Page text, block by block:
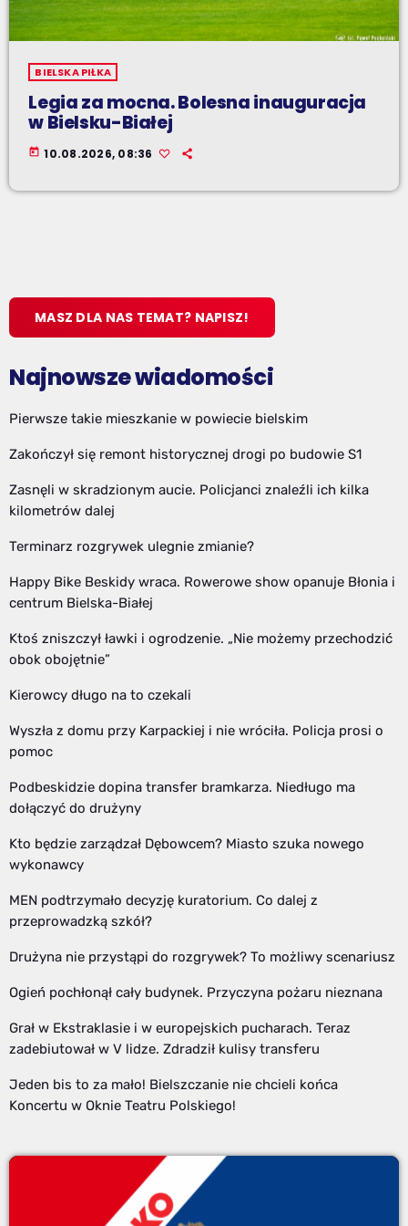
BIELSKA PIŁKA
Legia za mocna. Bolesna inauguracja
w Bielsku-Białej
today 10.08.2026, 08:36
MASZ DLA NAS TEMAT? NAPISZ!
Najnowsze wiadomości
Pierwsze takie mieszkanie w powiecie bielskim
Zakończył się remont historycznej drogi po budowie S1
Zasnęli w skradzionym aucie. Policjanci znaleźli ich kilka
kilometrów dalej
Terminarz rozgrywek ulegnie zmianie?
Happy Bike Beskidy wraca. Rowerowe show opanuje Błonia i
centrum Bielska-Białej
Ktoś zniszczył ławki i ogrodzenie. „Nie możemy przechodzić
obok obojętnie”
Kierowcy długo na to czekali
Wyszła z domu przy Karpackiej i nie wróciła. Policja prosi o
pomoc
Podbeskidzie dopina transfer bramkarza. Niedługo ma
dołączyć do drużyny
Kto będzie zarządzał Dębowcem? Miasto szuka nowego
wykonawcy
MEN podtrzymało decyzję kuratorium. Co dalej z
przeprowadzką szkół?
Drużyna nie przystąpi do rozgrywek? To możliwy scenariusz
Ogień pochłonął cały budynek. Przyczyna pożaru nieznana
Grał w Ekstraklasie i w europejskich pucharach. Teraz
zadebiutował w V lidze. Zdradził kulisy transferu
Jeden bis to za mało! Bielszczanie nie chcieli końca
Koncertu w Oknie Teatru Polskiego!